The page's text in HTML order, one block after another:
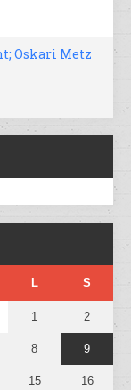
Oskari Metz
L S
1 2
8 9
15 16